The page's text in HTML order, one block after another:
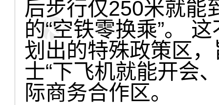
后步行仅250米就能
的“空铁零换乘”。
划出的特殊政策区
士“下飞机就能开会
际商务合作区。